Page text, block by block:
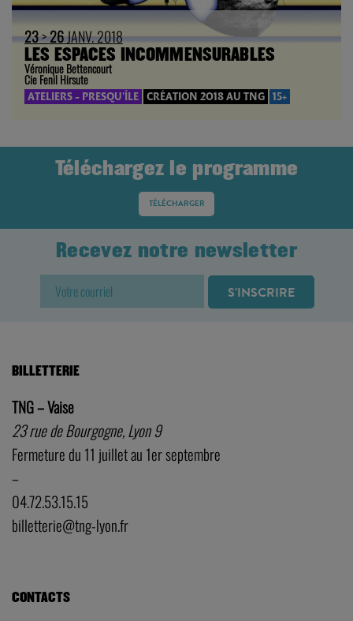
23>26JANV. 2018
LES ESPACES INCOMMENSURABLES
Véronique Bettencourt
Cie Fenil Hirsute
ATELIERS - PRESQU'ÎLE CRÉATION 2018 AU TNG 15+
Téléchargez le programme
TÉLÉCHARGER
Recevez notre newsletter
BILLETTERIE
TNG – Vaise
23 rue de Bourgogne, Lyon 9
Fermeture du 11 juillet au 1er septembre
–
04.72.53.15.15
billetterie@tng-lyon.fr
CONTACTS